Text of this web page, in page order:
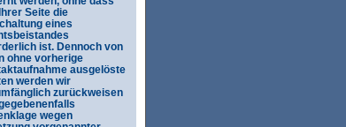
Seite die
eines
ist. Dennoch von
ohne vorherige
ausgelöste
werden wir
zurückweisen
wegen